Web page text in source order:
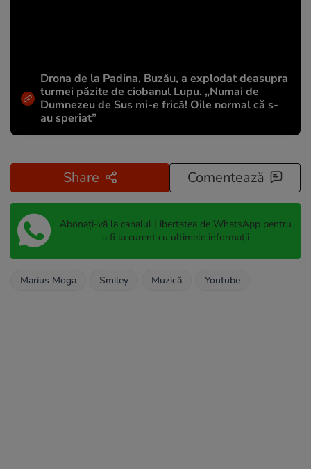
Drona de la Padina, Buzău, a explodat deasupra
turmei păzite de ciobanul Lupu. „Numai de
Dumnezeu de Sus mi-e frică! Oile normal că s-
au speriat”
Share Comentează
Abonați-vă la canalul Libertatea de WhatsApp pentru
a fi la curent cu ultimele informații
Marius Moga Smiley Muzică Youtube